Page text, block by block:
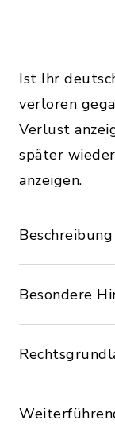
Ist Ihr
verloren
Verlust
später
anzeigen.
Beschreibung
Besondere